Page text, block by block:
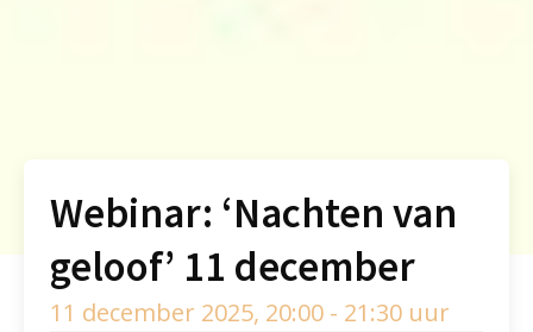
Webinar: ‘Nachten van
geloof’ 11 december
11 december 2025, 20:00 - 21:30 uur